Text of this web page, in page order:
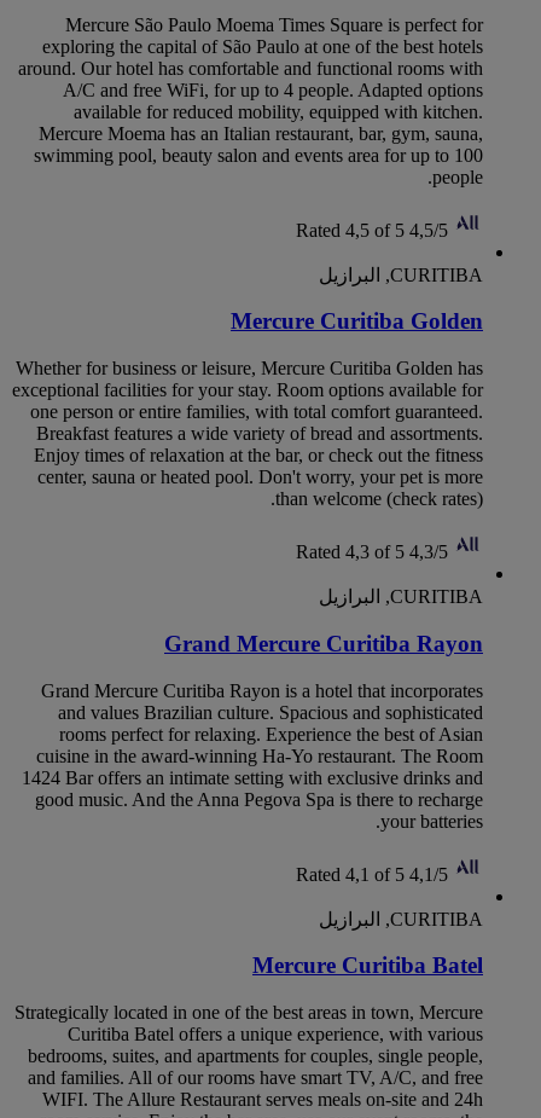
Mercure São Paulo Moema Times Square is perfect for
exploring the capital of São Paulo at one of the best hotels
around. Our hotel has comfortable and functional rooms with
A/C and free WiFi, for up to 4 people. Adapted options
available for reduced mobility, equipped with kitchen.
Mercure Moema has an Italian restaurant, bar, gym, sauna,
swimming pool, beauty salon and events area for up to 100
people.
4,5/5
Rated 4,5 of 5
CURITIBA, البرازيل
Mercure Curitiba Golden
Whether for business or leisure, Mercure Curitiba Golden has
exceptional facilities for your stay. Room options available for
one person or entire families, with total comfort guaranteed.
Breakfast features a wide variety of bread and assortments.
Enjoy times of relaxation at the bar, or check out the fitness
center, sauna or heated pool. Don't worry, your pet is more
than welcome (check rates).
4,3/5
Rated 4,3 of 5
CURITIBA, البرازيل
Grand Mercure Curitiba Rayon
Grand Mercure Curitiba Rayon is a hotel that incorporates
and values Brazilian culture. Spacious and sophisticated
rooms perfect for relaxing. Experience the best of Asian
cuisine in the award-winning Ha-Yo restaurant. The Room
1424 Bar offers an intimate setting with exclusive drinks and
good music. And the Anna Pegova Spa is there to recharge
your batteries.
4,1/5
Rated 4,1 of 5
CURITIBA, البرازيل
Mercure Curitiba Batel
Strategically located in one of the best areas in town, Mercure
Curitiba Batel offers a unique experience, with various
bedrooms, suites, and apartments for couples, single people,
and families. All of our rooms have smart TV, A/C, and free
WIFI. The Allure Restaurant serves meals on-site and 24h